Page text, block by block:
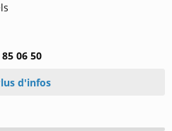
06 50
d'infos